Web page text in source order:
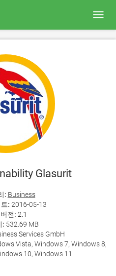
Glasurit
: Business
: 2016-05-13
전: 2.1
: 532.69 MB
Services GmbH
Vista, Windows 7, Windows 8,
10, Windows 11